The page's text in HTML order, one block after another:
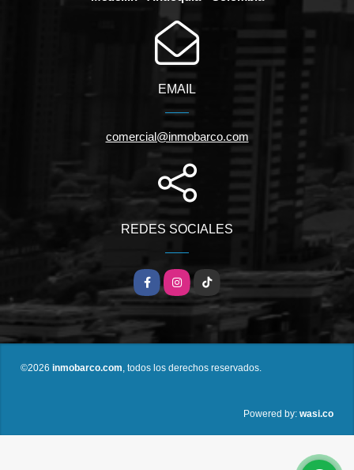
EMAIL
comercial@inmobarco.com
REDES SOCIALES
FacebookInstagramTikTok
©2026 inmobarco.com, todos los derechos reservados.
Powered by: wasi.co